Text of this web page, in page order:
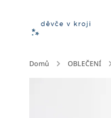
Domů / OBLEČENÍ /